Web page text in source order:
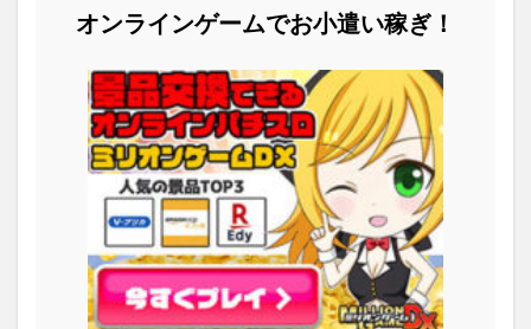
オンラインゲームでお小遣い稼ぎ！